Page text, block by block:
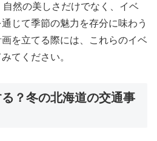
然の美しさだけでなく、イベ
じて季節の魅力を存分に味わう
を立てる際には、これらのイベ
てください。
？冬の北海道の交通事